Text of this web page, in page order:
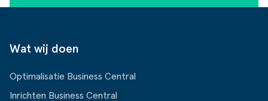
Wat wij doen
Optimalisatie Business Central
Inrichten Business Central